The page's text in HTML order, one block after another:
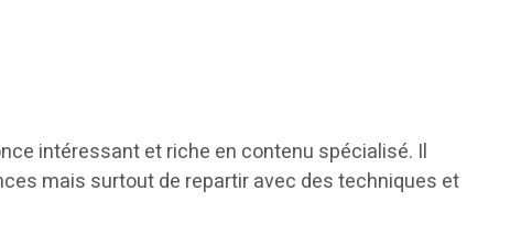
intéressant et riche en contenu spécialisé. Il
mais surtout de repartir avec des techniques et